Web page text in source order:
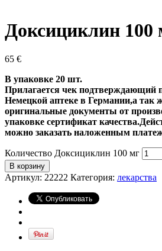
Доксициклин 100
65 €
В упаковке 20 шт.
Прилагается чек подтверждающий
Немецкой аптеке в Германии,а так
оригинальные документы от
упаковке сертификат
можно заказать наложенным
Количество Доксициклин 100 мг
В корзину
Артикул: 22222 Категория: лекарства